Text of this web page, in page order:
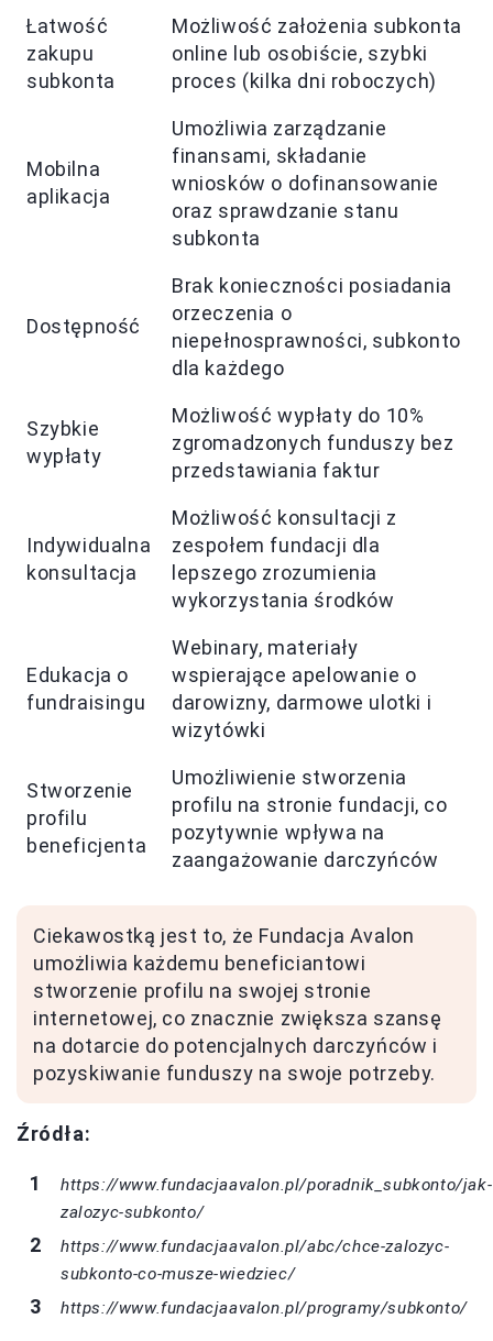
Łatwość
zakupu
subkonta
Możliwość założenia subkonta
online lub osobiście, szybki
proces (kilka dni roboczych)
Mobilna
aplikacja
Umożliwia zarządzanie
finansami, składanie
wniosków o dofinansowanie
oraz sprawdzanie stanu
subkonta
Dostępność
Brak konieczności posiadania
orzeczenia o
niepełnosprawności, subkonto
dla każdego
Szybkie
wypłaty
Możliwość wypłaty do 10%
zgromadzonych funduszy bez
przedstawiania faktur
Indywidualna
konsultacja
Możliwość konsultacji z
zespołem fundacji dla
lepszego zrozumienia
wykorzystania środków
Edukacja o
fundraisingu
Webinary, materiały
wspierające apelowanie o
darowizny, darmowe ulotki i
wizytówki
Stworzenie
profilu
beneficjenta
Umożliwienie stworzenia
profilu na stronie fundacji, co
pozytywnie wpływa na
zaangażowanie darczyńców
Ciekawostką jest to, że Fundacja Avalon
umożliwia każdemu beneficiantowi
stworzenie profilu na swojej stronie
internetowej, co znacznie zwiększa szansę
na dotarcie do potencjalnych darczyńców i
pozyskiwanie funduszy na swoje potrzeby.
Źródła:
https://www.fundacjaavalon.pl/poradnik_subkonto/jak-
zalozyc-subkonto/
https://www.fundacjaavalon.pl/abc/chce-zalozyc-
subkonto-co-musze-wiedziec/
https://www.fundacjaavalon.pl/programy/subkonto/